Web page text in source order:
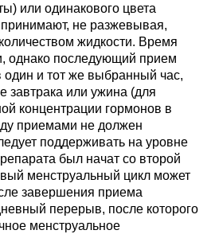
или одинакового цвета
не разжевывая,
жидкости. Время
однако последующий прием
один и тот же выбранный час,
завтрака или ужина (для
концентрации гормонов в
приемами не должен
поддерживать на уровне
был начат со второй
менструальный цикл может
завершения приема
перерыв, после которого
менструальное